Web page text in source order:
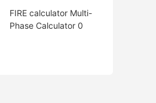
FIRE calculator Multi-
Phase Calculator 0